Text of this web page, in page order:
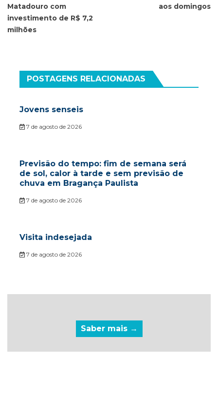
Matadouro com
investimento de R$ 7,2
milhões
aos domingos
POSTAGENS RELACIONADAS
Jovens senseis
7 de agosto de 2026
Previsão do tempo: fim de semana será
de sol, calor à tarde e sem previsão de
chuva em Bragança Paulista
7 de agosto de 2026
Visita indesejada
7 de agosto de 2026
Saber mais →